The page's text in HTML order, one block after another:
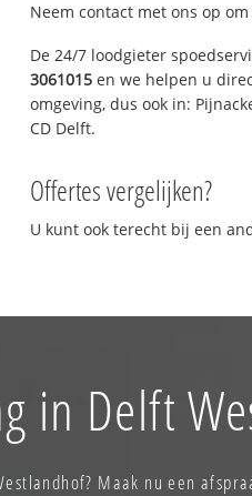
Neem contact met ons op
De 24/7 loodgieter
3061015 en we helpen u
omgeving, dus ook in:
CD Delft.
Offertes vergelijken?
U kunt ook terecht bij een
in Delft
Maak nu een